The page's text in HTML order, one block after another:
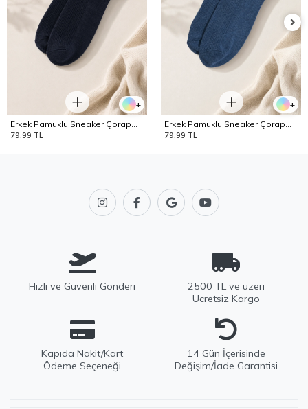
+
Erkek Pamuklu Sneaker Çorap
Lacivert
79,99 TL
+
Erkek Pamuklu Sneaker Çorap
Mavi
79,99 TL
Hızlı ve Güvenli Gönderi
2500 TL ve üzeri
Ücretsiz Kargo
Kapıda Nakit/Kart
Ödeme Seçeneği
14 Gün İçerisinde
Değişim/İade Garantisi